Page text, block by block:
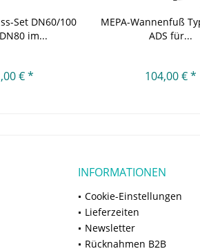
Set DN60/100
im...
€ *
MEPA-Wannenfuß
ADS für...
104,00 € *
INFORMATIONEN
Cookie-Einstellungen
Lieferzeiten
Newsletter
Rücknahmen B2B